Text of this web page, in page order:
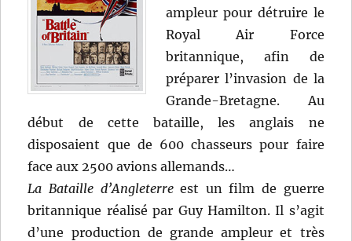
ampleur pour détruire le
Royal Air Force
britannique, afin de
préparer l’invasion de la
Grande-Bretagne. Au
début de cette bataille, les anglais ne
disposaient que de 600 chasseurs pour faire
face aux 2500 avions allemands…
La Bataille d’Angleterreest un film de guerre
britannique réalisé par Guy Hamilton. Il s’agit
d’une production de grande ampleur et très